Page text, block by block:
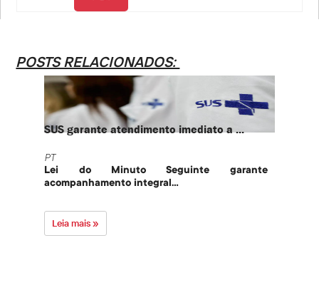
POSTS RELACIONADOS:
SUS garante atendimento imediato a ...
PT
Lei do Minuto Seguinte garante
acompanhamento integral...
Leia mais »